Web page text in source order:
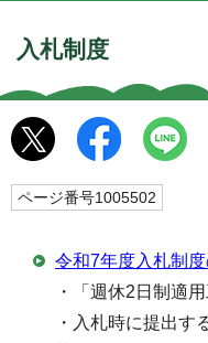
入札制度
ページ番号1005502
令和7年度入札制
・「週休2日制適
・入札時に提出す